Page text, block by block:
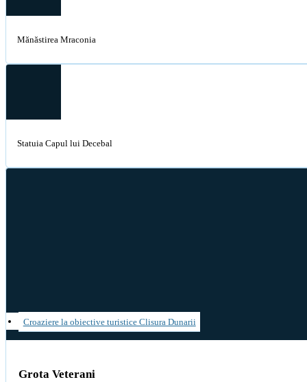
Mănăstirea Mraconia
Statuia Capul lui Decebal
Grota Veterani
Croaziere la obiective turistice Clisura Dunarii